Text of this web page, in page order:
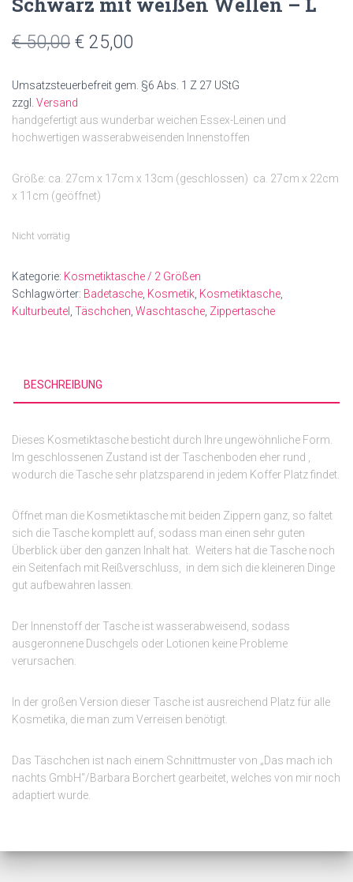
€50,00 Ursprünglicher
war:
€ 50,00
€ 25,00
€ 25,00.
Umsatzsteuerbefreit gem. §6 Abs. 1 Z 27 UStG
zzgl. Versand
handgefertigt aus wunderbar weichen Essex-Leinen und
hochwertigen wasserabweisenden Innenstoffen
Größe: ca. 27cm x 17cm x 13cm (geschlossen) ca. 27cm x 22cm
x 11cm (geöffnet)
Nicht vorrätig
Kategorie: Kosmetiktasche / 2 Größen
Schlagwörter: Badetasche, Kosmetik, Kosmetiktasche,
Kulturbeutel , Täschchen, Waschtasche, Zippertasche
BESCHREIBUNG
Dieses Kosmetiktasche besticht durch Ihre ungewöhnliche Form.
Im geschlossenen Zustand ist der Taschenboden eher rund ,
wodurch die Tasche sehr platzsparend in jedem Koffer Platz findet.
Öffnet man die Kosmetiktasche mit beiden Zippern ganz, so faltet
sich die Tasche komplett auf, sodass man einen sehr guten
Überblick über den ganzen Inhalt hat. Weiters hat die Tasche noch
ein Seitenfach mit Reißverschluss, in dem sich die kleineren Dinge
gut aufbewahren lassen.
Der Innenstoff der Tasche ist wasserabweisend, sodass
ausgeronnene Duschgels oder Lotionen keine Probleme
verursachen.
In der großen Version dieser Tasche ist ausreichend Platz für alle
Kosmetika, die man zum Verreisen benötigt.
Das Täschchen ist nach einem Schnittmuster von „Das mach ich
nachts GmbH“/Barbara Borchert gearbeitet, welches von mir noch
adaptiert wurde.